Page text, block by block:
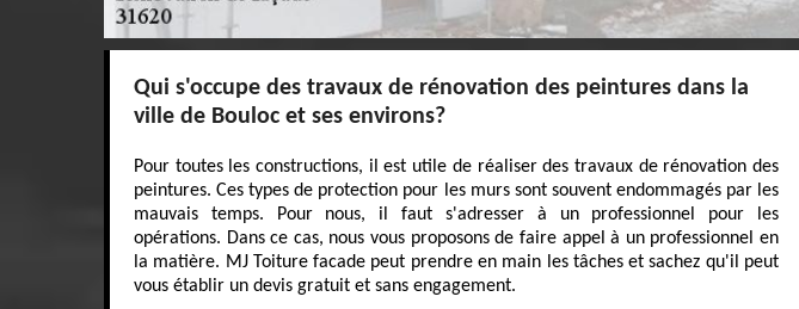
Qui s'occupe des travaux de rénovation des peintures dans la
ville de Bouloc et ses environs?
Pour toutes les constructions, il est utile de réaliser des travaux de rénovation des
peintures. Ces types de protection pour les murs sont souvent endommagés par les
mauvais temps. Pour nous, il faut s'adresser à un professionnel pour les
opérations. Dans ce cas, nous vous proposons de faire appel à un professionnel en
la matière. MJ Toiture facade peut prendre en main les tâches et sachez qu'il peut
vous établir un devis gratuit et sans engagement.